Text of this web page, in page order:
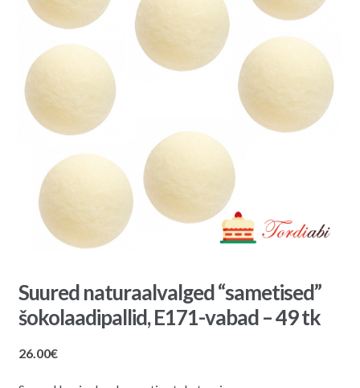
Suured naturaalvalged “sametised”
šokolaadipallid, E171-vabad – 49 tk
26.00€